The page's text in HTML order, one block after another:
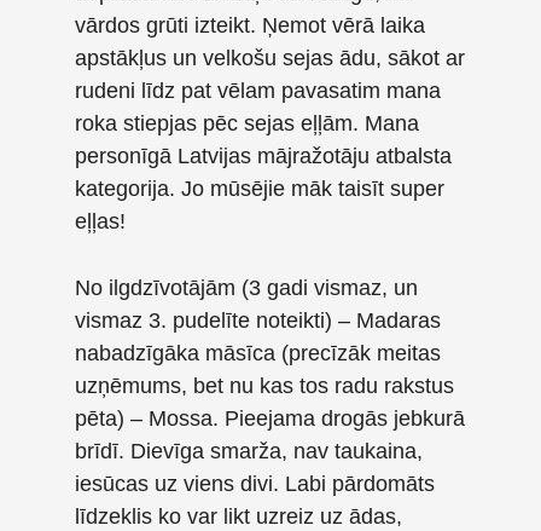
vārdos grūti izteikt. Ņemot vērā laika
apstākļus un velkošu sejas ādu, sākot ar
rudeni līdz pat vēlam pavasatim mana
roka stiepjas pēc sejas eļļām. Mana
personīgā Latvijas mājražotāju atbalsta
kategorija. Jo mūsējie māk taisīt super
eļļas!
No ilgdzīvotājām (3 gadi vismaz, un
vismaz 3. pudelīte noteikti) – Madaras
nabadzīgāka māsīca (precīzāk meitas
uzņēmums, bet nu kas tos radu rakstus
pēta) – Mossa. Pieejama drogās jebkurā
brīdī. Dievīga smarža, nav taukaina,
iesūcas uz viens divi. Labi pārdomāts
līdzeklis ko var likt uzreiz uz ādas,